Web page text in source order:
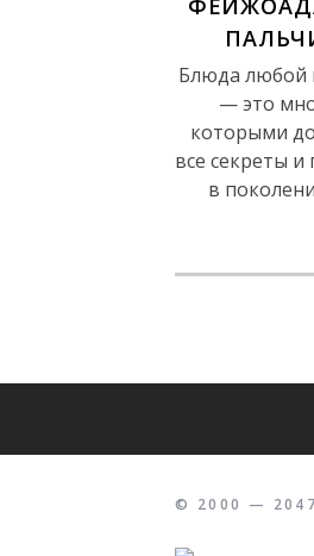
Блюда любой
— это
которыми
все секреты и
в
© 2000 — 2047